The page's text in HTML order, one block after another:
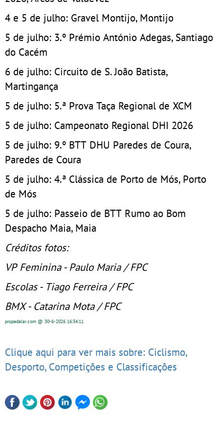
4 e 5 de julho: Gravel Montijo, Montijo
5 de julho: 3.º Prémio António Adegas, Santiago
do Cacém
6 de julho: Circuito de S. João Batista,
Martingança
5 de julho: 5.ª Prova Taça Regional de XCM
5 de julho: Campeonato Regional DHI 2026
5 de julho: 9.º BTT DHU Paredes de Coura,
Paredes de Coura
5 de julho: 4.ª Clássica de Porto de Mós, Porto
de Mós
5 de julho: Passeio de BTT Rumo ao Bom
Despacho Maia, Maia
Créditos fotos:
VP Feminina - Paulo Maria / FPC
Escolas - Tiago Ferreira / FPC
BMX - Catarina Mota / FPC
propedalar.com @ 30-6-2026 16:34:11
Clique aqui para ver mais sobre: Ciclismo,
Desporto, Competições e Classificações